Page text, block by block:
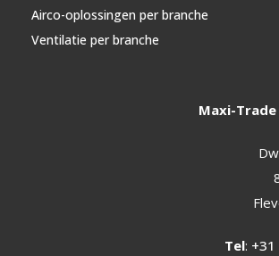
Airco-oplossingen per branche
Ventilatie per branche
Maxi-
Tel: